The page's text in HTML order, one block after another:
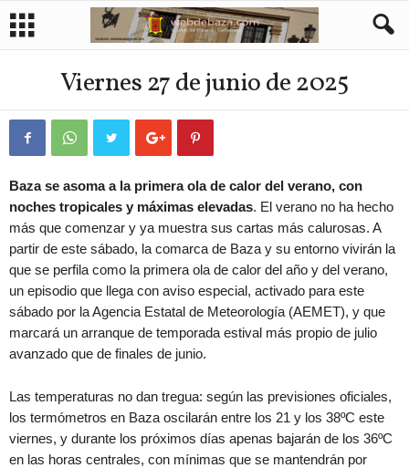
Viernes 27 de junio de 2025
Baza se asoma a la primera ola de calor del verano, con
noches tropicales y máximas elevadas. El verano no ha hecho
más que comenzar y ya muestra sus cartas más calurosas. A
partir de este sábado, la comarca de Baza y su entorno vivirán la
que se perfila como la primera ola de calor del año y del verano,
un episodio que llega con aviso especial, activado para este
sábado por la Agencia Estatal de Meteorología (AEMET), y que
marcará un arranque de temporada estival más propio de julio
avanzado que de finales de junio.
Las temperaturas no dan tregua: según las previsiones oficiales,
los termómetros en Baza oscilarán entre los 21 y los 38ºC este
viernes, y durante los próximos días apenas bajarán de los 36ºC
en las horas centrales, con mínimas que se mantendrán por